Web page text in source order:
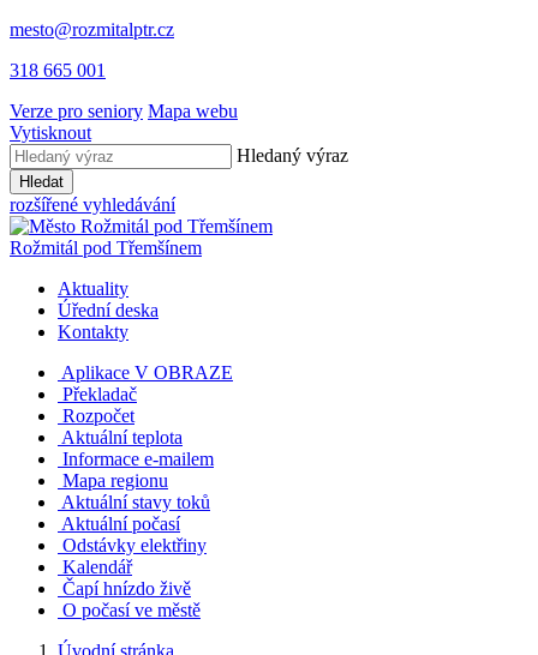
mesto@rozmitalptr.cz
318 665 001
Verze pro seniory Mapa webu
Vytisknout
Hledaný výraz
Hledat
rozšířené vyhledávání
Rožmitál pod Třemšínem
Aktuality
Úřední deska
Kontakty
Aplikace V OBRAZE
Překladač
Rozpočet
Aktuální teplota
Informace e-mailem
Mapa regionu
Aktuální stavy toků
Aktuální počasí
Odstávky elektřiny
Kalendář
Čapí hnízdo živě
O počasí ve městě
Úvodní stránka